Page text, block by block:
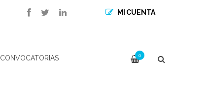
MI CUENTA
CONVOCATORIAS 0